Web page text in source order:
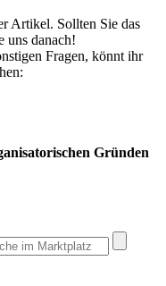
Artikel. Sollten Sie das
uns danach!
Fragen, könnt ihr
Gründen